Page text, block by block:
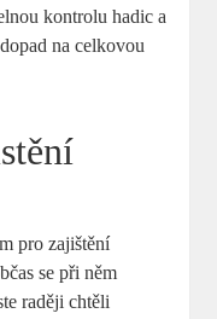
kontrolu hadic a
na celkovou
pro zajištění
se při něm
raději chtěli